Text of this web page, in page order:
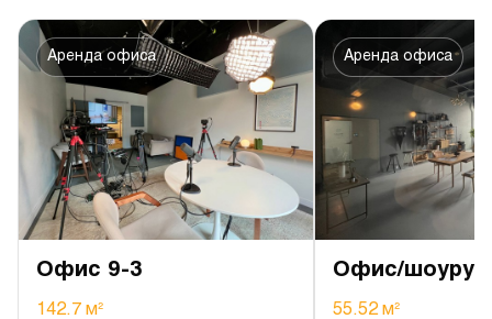
Аренда офиса
Офис 9-3
142.7 м²
Аренда офиса
Офис/шоурум
55.52 м²